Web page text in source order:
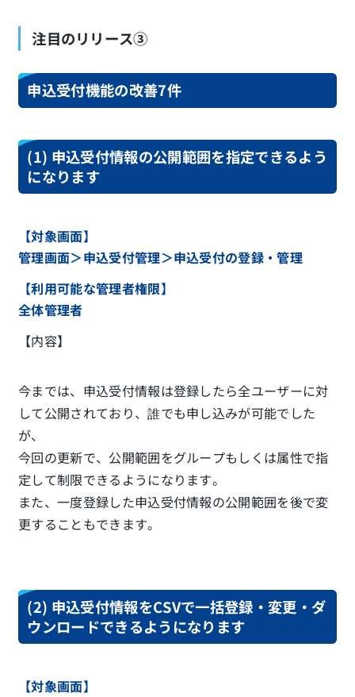
注目のリリース③
申込受付機能の改善7件
(1) 申込受付情報の公開範囲を指定できるよう
になります
【対象画面】
管理画面＞申込受付管理＞申込受付の登録・管理
【利用可能な管理者権限】
全体管理者
【内容】
今までは、申込受付情報は登録したら全ユーザーに対
して公開されており、誰でも申し込みが可能でした
が、
今回の更新で、公開範囲をグループもしくは属性で指
定して制限できるようになります。
また、一度登録した申込受付情報の公開範囲を後で変
更することもできます。
(2) 申込受付情報をCSVで一括登録・変更・ダ
ウンロードできるようになります
【対象画面】